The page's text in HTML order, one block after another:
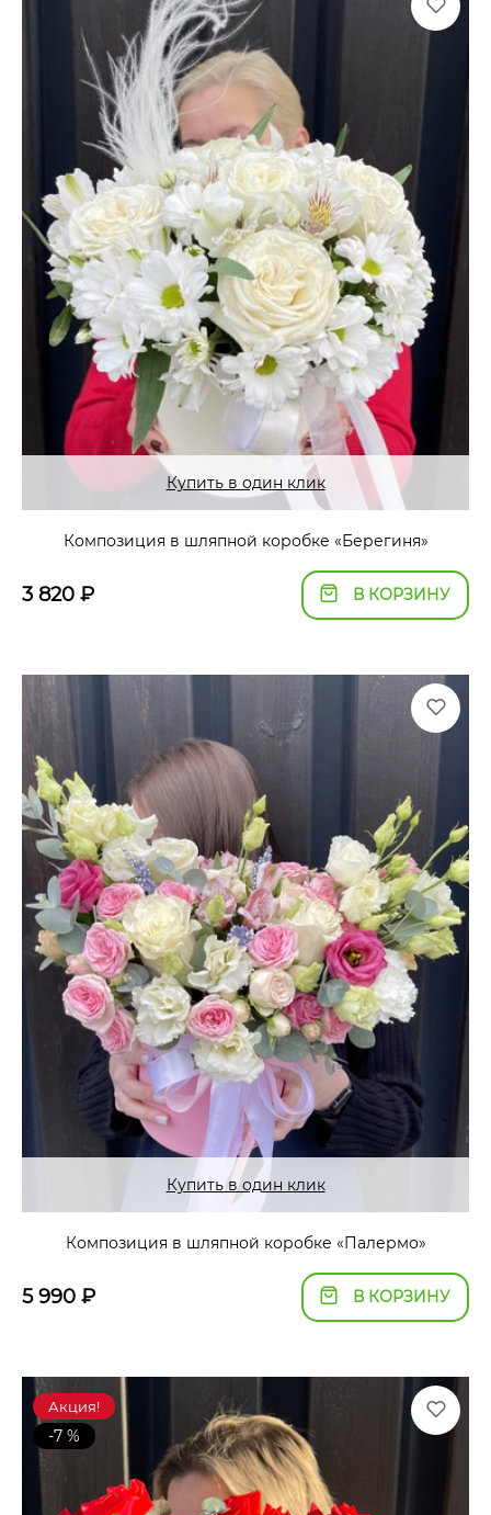
Купить в один клик
Композиция в шляпной коробке «Берегиня»
3 820 ₽ В КОРЗИНУ
Купить в один клик
Композиция в шляпной коробке «Палермо»
5 990 ₽ В КОРЗИНУ
Акция!
-7 %